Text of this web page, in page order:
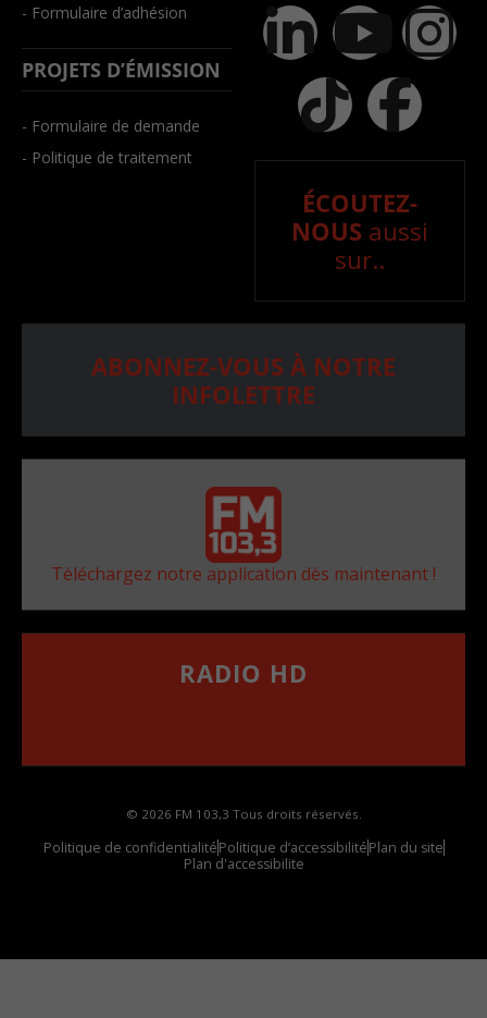
- Formulaire d’adhésion
PROJETS D’ÉMISSION
- Formulaire de demande
- Politique de traitement
ÉCOUTEZ-
NOUS aussi
sur..
ABONNEZ-VOUS À NOTRE
INFOLETTRE
Téléchargez notre application dès maintenant !
RADIO HD
© 2026 FM 103,3 Tous droits réservés.
Politique de confidentialitéPolitique d’accessibilitéPlan du site
Plan d'accessibilite